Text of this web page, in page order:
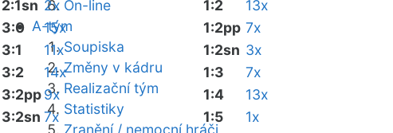
On-line
A-tým
Soupiska
Změny v kádru
Realizační tým
Statistiky
Zranění / nemocní hráči
2:1sn 2x
3:0
15x
3:1
11x
3:2
14x
3:2pp9x
3:2sn 7x
1:2
13x
1:2pp 7x
1:2sn 3x
1:3
7x
1:4
13x
1:5
1x